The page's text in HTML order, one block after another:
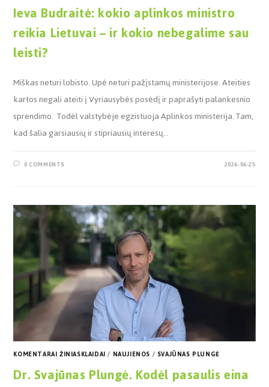
Ieva Budraitė: kokio aplinkos ministro
reikia Lietuvai – ir kokio nebegalime sau
leisti?
Miškas neturi lobisto. Upė neturi pažįstamų ministerijose. Ateities
kartos negali ateiti į Vyriausybės posėdį ir paprašyti palankesnio
sprendimo. Todėl valstybėje egzistuoja Aplinkos ministerija. Tam,
kad šalia garsiausių ir stipriausių interesų…
0 COMMENTS 2026-06-25
KOMENTARAI ŽINIASKLAIDAI/ NAUJIENOS/ SVAJŪNAS PLUNGĖ
Dr. Svajūnas Plungė. Kodėl pasaulis eina